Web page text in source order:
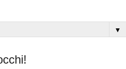
▼